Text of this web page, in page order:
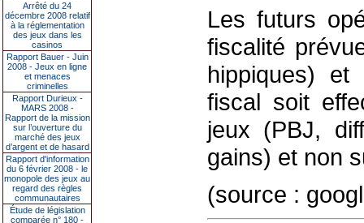
Arrêté du 24
décembre 2008 relatif
à la réglementation
des jeux dans les
casinos
Rapport Bauer - Juin
2008 - Jeux en ligne
et menaces
criminelles
Rapport Durieux -
MARS 2008 -
Rapport de la mission
sur l’ouverture du
marché des jeux
d’argent et de hasard
Rapport d'information
du 6 février 2008 - le
monopole des jeux au
regard des règles
communautaires
Étude de législation
comparée n° 180 -
Les futurs
fiscalité
hippiques) et
fiscal soit
jeux (PBJ,
gains) et non
(source :